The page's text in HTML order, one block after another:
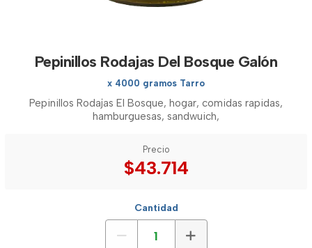
Pepinillos Rodajas Del Bosque Galón
x 4000 gramos Tarro
Pepinillos Rodajas El Bosque, hogar, comidas rapidas,
hamburguesas, sandwuich,
Precio
$43.714
Cantidad